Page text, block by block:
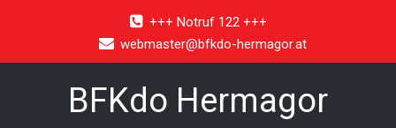
+++ Notruf 122 +++
webmaster@bfkdo-hermagor.at
BFKdo Hermagor